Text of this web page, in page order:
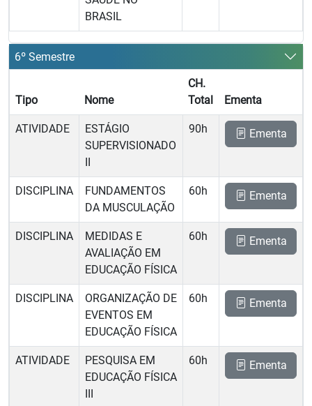
BRASIL
6º Semestre
Tipo Nome
CH.
Total
Ementa
ATIVIDADE
ESTÁGIO
SUPERVISIONADO
II
90h Ementa
DISCIPLINA
FUNDAMENTOS
DA MUSCULAÇÃO
60h Ementa
DISCIPLINA
MEDIDAS E
AVALIAÇÃO EM
EDUCAÇÃO FÍSICA
60h Ementa
DISCIPLINA
ORGANIZAÇÃO DE
EVENTOS EM
EDUCAÇÃO FÍSICA
60h Ementa
ATIVIDADE
PESQUISA EM
EDUCAÇÃO FÍSICA
III
60h Ementa